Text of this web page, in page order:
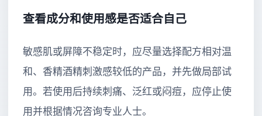
查看成分和使用感是否适合自己
敏感肌或屏障不稳定时，应尽量选择配方相对温
和、香精酒精刺激感较低的产品，并先做局部试
用。若使用后持续刺痛、泛红或闷痘，应停止使
用并根据情况咨询专业人士。